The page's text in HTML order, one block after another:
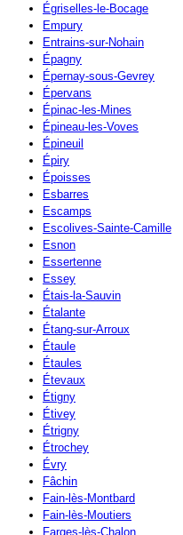
Égriselles-le-Bocage
Empury
Entrains-sur-Nohain
Épagny
Épernay-sous-Gevrey
Épervans
Épinac-les-Mines
Épineau-les-Voves
Épineuil
Épiry
Époisses
Esbarres
Escamps
Escolives-Sainte-Camille
Esnon
Essertenne
Essey
Étais-la-Sauvin
Étalante
Étang-sur-Arroux
Étaule
Étaules
Étevaux
Étigny
Étivey
Étrigny
Étrochey
Évry
Fâchin
Fain-lès-Montbard
Fain-lès-Moutiers
Farges-lès-Chalon